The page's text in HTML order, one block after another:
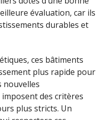
évaluation, car ils
durables et
ces bâtiments
plus rapide pour
nouvelles
des critères
plus stricts. Un